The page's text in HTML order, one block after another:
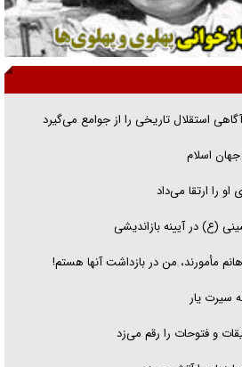
مخالفان مکانت معنوی رهبر شهید را
استقلال تاریخی را از جوامع می‌گیرد
جهان اسلام
را ارتقا می‌داد
(ع) در آیینه بازاندیشی
مأمورند، من در بازداشت آنها هستم!
سیرت یار
و فتوحات را رقم می‌زد